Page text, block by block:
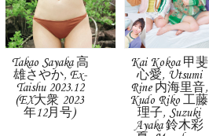
Takao Sayaka 高
雄さやか, Ex-
Taishu 2023.12
(EX大衆 2023
年12月号)
Kai Kokoa 甲斐
心愛, Utsumi
Rine 内海里音,
Kudo Riko 工藤
理子, Suzuki
Ayaka 鈴木彩